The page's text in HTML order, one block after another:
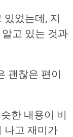
었는데, 지
고 있는 것과
괜찮은 편이
한 내용이 비
나고 재미가